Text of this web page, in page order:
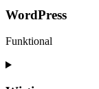
WordPress
Funktional
Consent